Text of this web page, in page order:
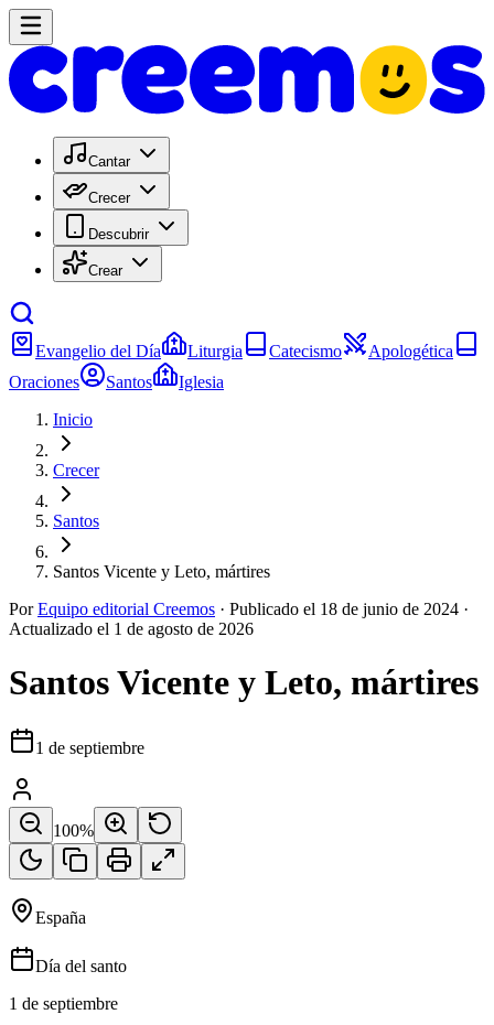
Cantar
Crecer
Descubrir
Crear
Evangelio del Día Liturgia Catecismo
Apologética
Oraciones
Santos
Iglesia
Inicio
Crecer
Santos
Santos Vicente y Leto, mártires
Por Equipo editorial Creemos · Publicado el 18 de junio de 2024 ·
Actualizado el 1 de agosto de 2026
Santos Vicente y Leto, mártires
1 de septiembre
100%
España
Día del santo
1 de septiembre